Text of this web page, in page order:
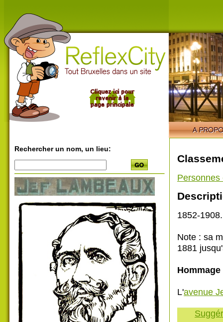
Rechercher un nom, un lieu:
Personnes
1852-1908.
Note : sa
1881
Hommage
L'avenue